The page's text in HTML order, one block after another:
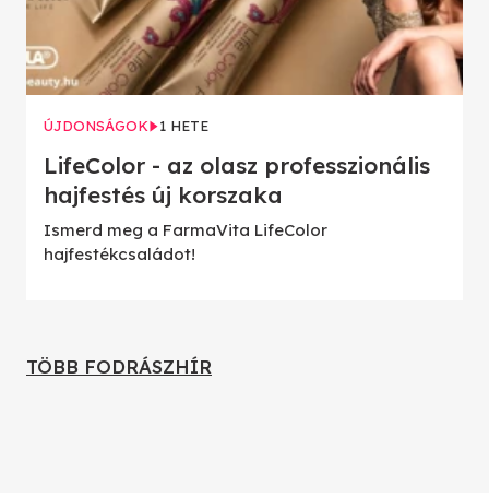
ÚJDONSÁGOK 1 HETE
LifeColor - az olasz professzionális
hajfestés új korszaka
Ismerd meg a FarmaVita LifeColor
hajfestékcsaládot!
TÖBB FODRÁSZHÍR